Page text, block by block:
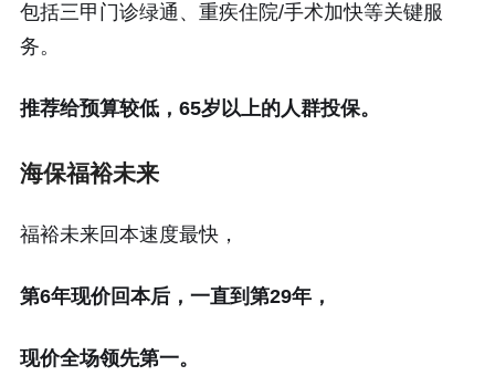
包括三甲门诊绿通、重疾住院/手术加快等关键服
务。
推荐给预算较低，65岁以上的人群投保。
海保福裕未来
福裕未来回本速度最快，
第6年现价回本后，一直到第29年，
现价全场领先第一。